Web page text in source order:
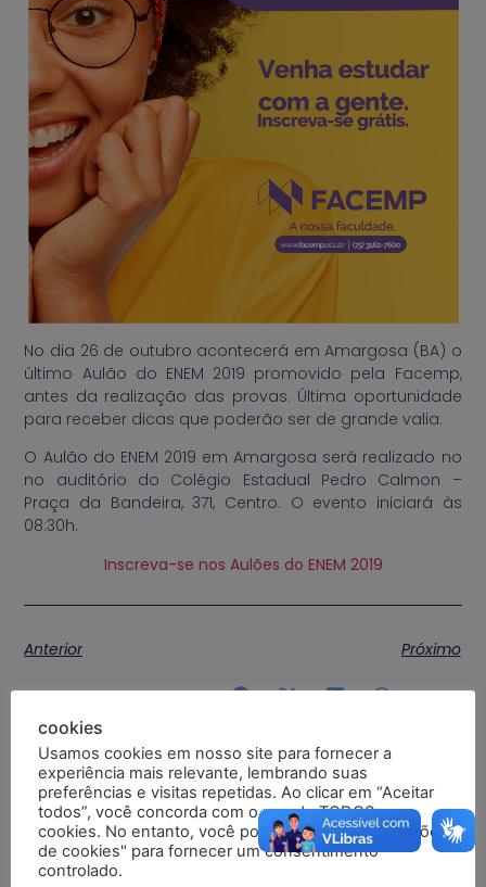
No dia 26 de outubro acontecerá em Amargosa (BA) o
último Aulão do ENEM 2019 promovido pela Facemp,
antes da realização das provas. Última oportunidade
para receber dicas que poderão ser de grande valia.
O Aulão do ENEM 2019 em Amargosa será realizado no
no auditório do Colégio Estadual Pedro Calmon –
Praça da Bandeira, 371, Centro. O evento iniciará às
08:30h.
Inscreva-se nos Aulões do ENEM 2019
Anterior Próximo
Compartilhe a postagem:
cookies
Usamos cookies em nosso site para fornecer a
experiência mais relevante, lembrando suas
preferências e visitas repetidas. Ao clicar em “Aceitar
todos”, você concorda com o uso de TODOS os
cookies. No entanto, você pode visitar "Configurações
de cookies" para fornecer um consentimento
controlado.